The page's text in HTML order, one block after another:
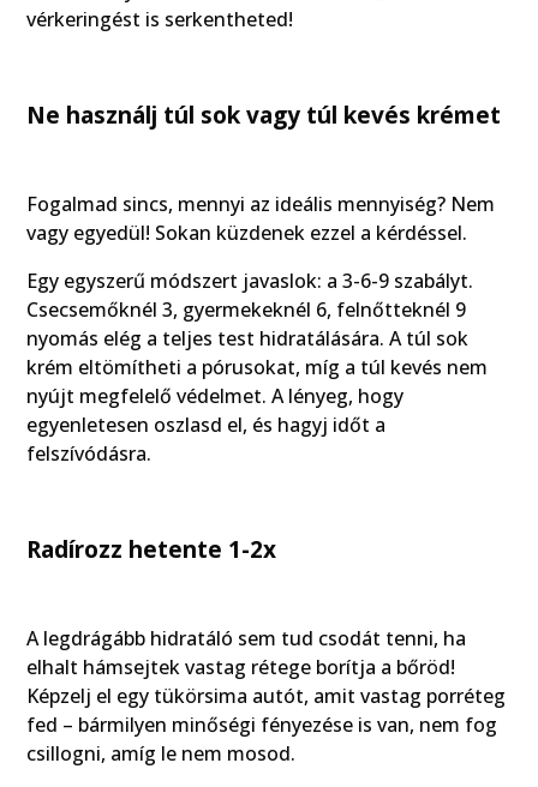
vérkeringést is serkentheted!
Ne használj túl sok vagy túl kevés krémet
Fogalmad sincs, mennyi az ideális mennyiség? Nem
vagy egyedül! Sokan küzdenek ezzel a kérdéssel.
Egy egyszerű módszert javaslok: a 3-6-9 szabályt.
Csecsemőknél 3, gyermekeknél 6, felnőtteknél 9
nyomás elég a teljes test hidratálására. A túl sok
krém eltömítheti a pórusokat, míg a túl kevés nem
nyújt megfelelő védelmet. A lényeg, hogy
egyenletesen oszlasd el, és hagyj időt a
felszívódásra.
Radírozz hetente 1-2x
A legdrágább hidratáló sem tud csodát tenni, ha
elhalt hámsejtek vastag rétege borítja a bőröd!
Képzelj el egy tükörsima autót, amit vastag porréteg
fed – bármilyen minőségi fényezése is van, nem fog
csillogni, amíg le nem mosod.